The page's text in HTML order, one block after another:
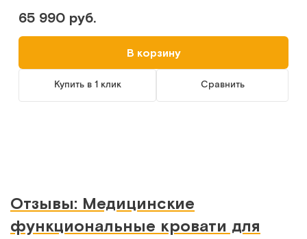
65 990 руб.
В корзину
Купить в 1 клик Сравнить
Отзывы: Медицинские
функциональные кровати для